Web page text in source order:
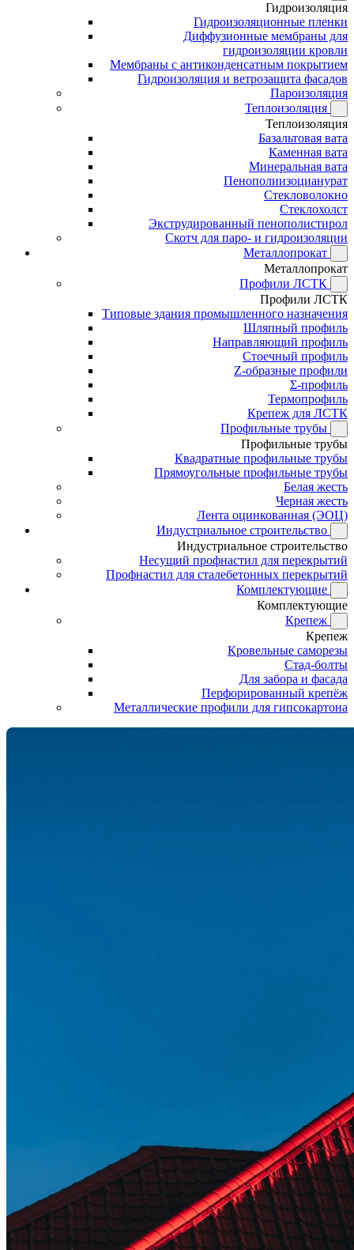
Гидроизоляция
Гидроизоляционные пленки
Диффузионные мембраны для
гидроизоляции кровли
Мембраны с антиконденсатным покрытием
Гидроизоляция и ветрозащита фасадов
Пароизоляция
Теплоизоляция
Теплоизоляция
Базальтовая вата
Каменная вата
Минеральная вата
Пенополиизоцианурат
Стекловолокно
Стеклохолст
Экструдированный пенополистирол
Скотч для паро- и гидроизоляции
Металлопрокат
Металлопрокат
Профили ЛСТК
Профили ЛСТК
Типовые здания промышленного назначения
Шляпный профиль
Направляющий профиль
Стоечный профиль
Z-образные профили
Σ-профиль
Термопрофиль
Крепеж для ЛСТК
Профильные трубы
Профильные трубы
Квадратные профильные трубы
Прямоугольные профильные трубы
Белая жесть
Черная жесть
Лента оцинкованная (ЭОЦ)
Индустриальное строительство
Индустриальное строительство
Несущий профнастил для перекрытий
Профнастил для сталебетонных перекрытий
Комплектующие
Комплектующие
Крепеж
Крепеж
Кровельные саморезы
Стад-болты
Для забора и фасада
Перфорированный крепёж
Металлические профили для гипсокартона